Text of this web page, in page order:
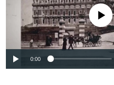
No media source
0:00